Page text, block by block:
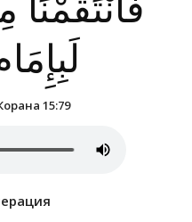
فَانْتَقَمْنَا
15:79